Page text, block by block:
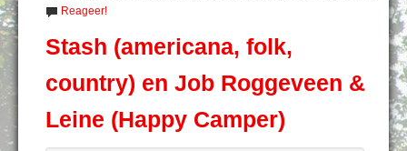
Reageer!
Stash (americana, folk,
country) en Job Roggeveen &
Leine (Happy Camper)